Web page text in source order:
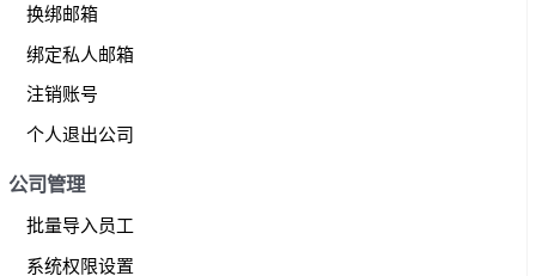
换绑邮箱
绑定私人邮箱
注销账号
个人退出公司
公司管理
批量导入员工
系统权限设置